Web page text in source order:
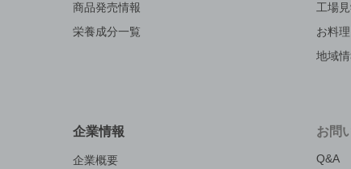
商品発売情報
栄養成分一覧
工場
お料
地域
企業情報
企業概要
お問
Q&A